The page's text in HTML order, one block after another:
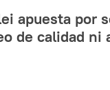
apuesta por
de calidad ni